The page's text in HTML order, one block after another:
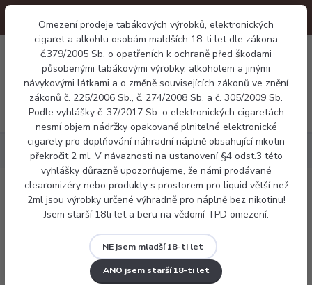
Omezení prodeje tabákových výrobků, elektronických
cigaret a alkohlu osobám maldších 18-ti let dle zákona
č.379/2005 Sb. o opatřeních k ochraně před škodami
působenými tabákovými výrobky, alkoholem a jinými
návykovými látkami a o změně souvisejících zákonů ve znění
zákonů č. 225/2006 Sb., č. 274/2008 Sb. a č. 305/2009 Sb.
Podle vyhlášky č. 37/2017 Sb. o elektronických cigaretách
nesmí objem nádržky opakovaně plnitelné elektronické
cigarety pro doplňování náhradní náplně obsahující nikotin
překročit 2 ml. V návaznosti na ustanovení §4 odst.3 této
vyhlášky důrazně upozorňujeme, že námi prodávané
clearomizéry nebo produkty s prostorem pro liquid větší než
2ml jsou výrobky určené výhradně pro náplně bez nikotinu!
Jsem starší 18ti let a beru na vědomí TPD omezení.
NE jsem mladší 18-ti let
ANO jsem starší 18-ti let
Menu
0 Kč
Příslušenství Baterie Efest baterie typ 20700 3100mAh 30A
Efest baterie typ 20700 3100mAh 30A